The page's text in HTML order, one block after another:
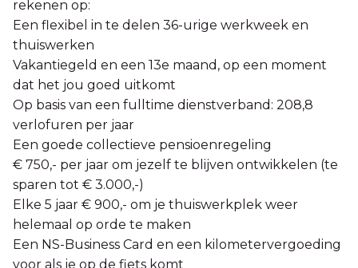
rekenen op:
Een flexibel in te delen 36-urige werkweek en
thuiswerken
Vakantiegeld en een 13e maand, op een moment
dat het jou goed uitkomt
Op basis van een fulltime dienstverband: 208,8
verlofuren per jaar
Een goede collectieve pensioenregeling
€ 750,- per jaar om jezelf te blijven ontwikkelen (te
sparen tot € 3.000,-)
Elke 5 jaar € 900,- om je thuiswerkplek weer
helemaal op orde te maken
Een NS-Business Card en een kilometervergoeding
voor als je op de fiets komt